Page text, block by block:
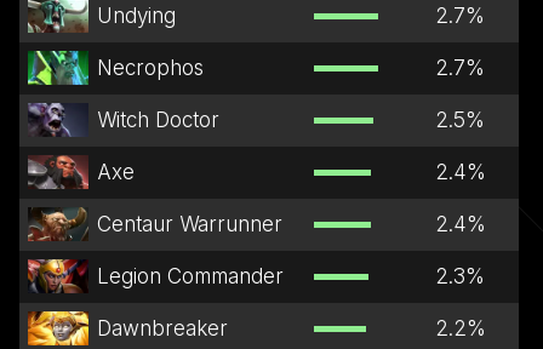
Undying 2.7%
Necrophos 2.7%
Witch Doctor 2.5%
Axe 2.4%
Centaur Warrunner 2.4%
Legion Commander 2.3%
Dawnbreaker 2.2%